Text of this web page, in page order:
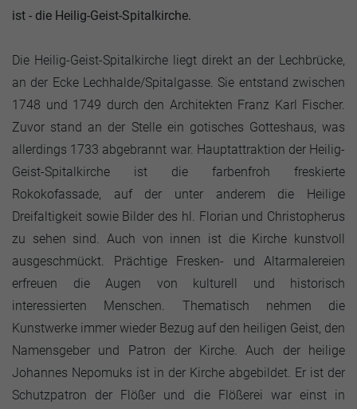
ist - die Heilig-Geist-Spitalkirche.
Die Heilig-Geist-Spitalkirche liegt direkt an der Lechbrücke,
an der Ecke Lechhalde/Spitalgasse. Sie entstand zwischen
1748 und 1749 durch den Architekten Franz Karl Fischer.
Zuvor stand an der Stelle ein gotisches Gotteshaus, was
allerdings 1733 abgebrannt war. Hauptattraktion der Heilig-
Geist-Spitalkirche ist die farbenfroh freskierte
Rokokofassade, auf der unter anderem die Heilige
Dreifaltigkeit sowie Bilder des hl. Florian und Christopherus
zu sehen sind. Auch von innen ist die Kirche kunstvoll
ausgeschmückt. Prächtige Fresken- und Altarmalereien
erfreuen die Augen von kulturell und historisch
interessierten Menschen. Thematisch nehmen die
Kunstwerke immer wieder Bezug auf den heiligen Geist, den
Namensgeber und Patron der Kirche. Auch der heilige
Johannes Nepomuks ist in der Kirche abgebildet. Er ist der
Schutzpatron der Flößer und die Flößerei war einst in